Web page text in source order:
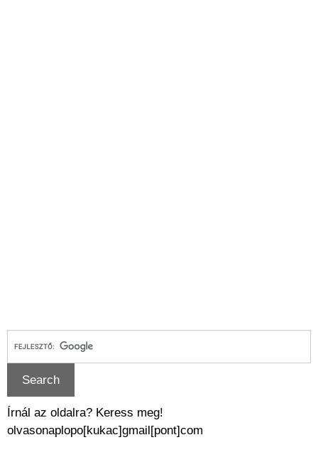
Írnál az oldalra? Keress meg!
olvasonaplopo[kukac]gmail[pont]com